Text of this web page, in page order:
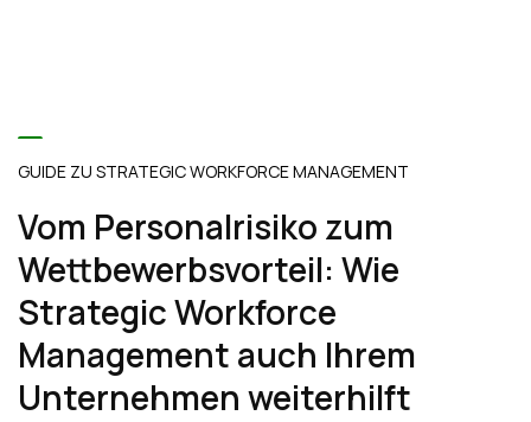
GUIDE ZU STRATEGIC WORKFORCE MANAGEMENT
Vom Personalrisiko zum
Wettbewerbsvorteil: Wie
Strategic Workforce
Management auch Ihrem
Unternehmen weiterhilft